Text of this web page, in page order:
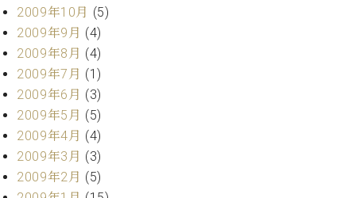
2009年10月 (5)
2009年9月 (4)
2009年8月 (4)
2009年7月 (1)
2009年6月 (3)
2009年5月 (5)
2009年4月 (4)
2009年3月 (3)
2009年2月 (5)